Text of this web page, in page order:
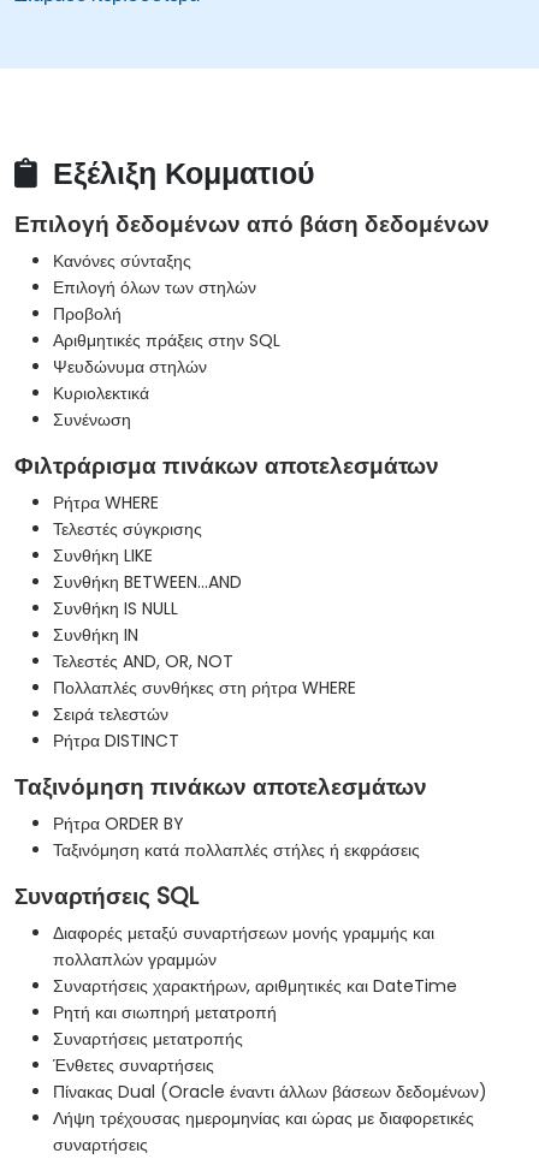
Εξέλιξη Κομματιού
Επιλογή δεδομένων από βάση δεδομένων
Κανόνες σύνταξης
Επιλογή όλων των στηλών
Προβολή
Αριθμητικές πράξεις στην SQL
Ψευδώνυμα στηλών
Κυριολεκτικά
Συνένωση
Φιλτράρισμα πινάκων αποτελεσμάτων
Ρήτρα WHERE
Τελεστές σύγκρισης
Συνθήκη LIKE
Συνθήκη BETWEEN...AND
Συνθήκη IS NULL
Συνθήκη IN
Τελεστές AND, OR, NOT
Πολλαπλές συνθήκες στη ρήτρα WHERE
Σειρά τελεστών
Ρήτρα DISTINCT
Ταξινόμηση πινάκων αποτελεσμάτων
Ρήτρα ORDER BY
Ταξινόμηση κατά πολλαπλές στήλες ή εκφράσεις
Συναρτήσεις SQL
Διαφορές μεταξύ συναρτήσεων μονής γραμμής και
πολλαπλών γραμμών
Συναρτήσεις χαρακτήρων, αριθμητικές και DateTime
Ρητή και σιωπηρή μετατροπή
Συναρτήσεις μετατροπής
Ένθετες συναρτήσεις
Πίνακας Dual (Oracle έναντι άλλων βάσεων δεδομένων)
Λήψη τρέχουσας ημερομηνίας και ώρας με διαφορετικές
συναρτήσεις